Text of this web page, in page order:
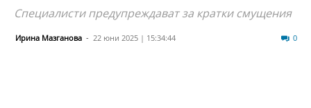
Специалисти предупреждават за кратки смущения
Ирина Мазганова - 22 юни 2025 | 15:34:44 0